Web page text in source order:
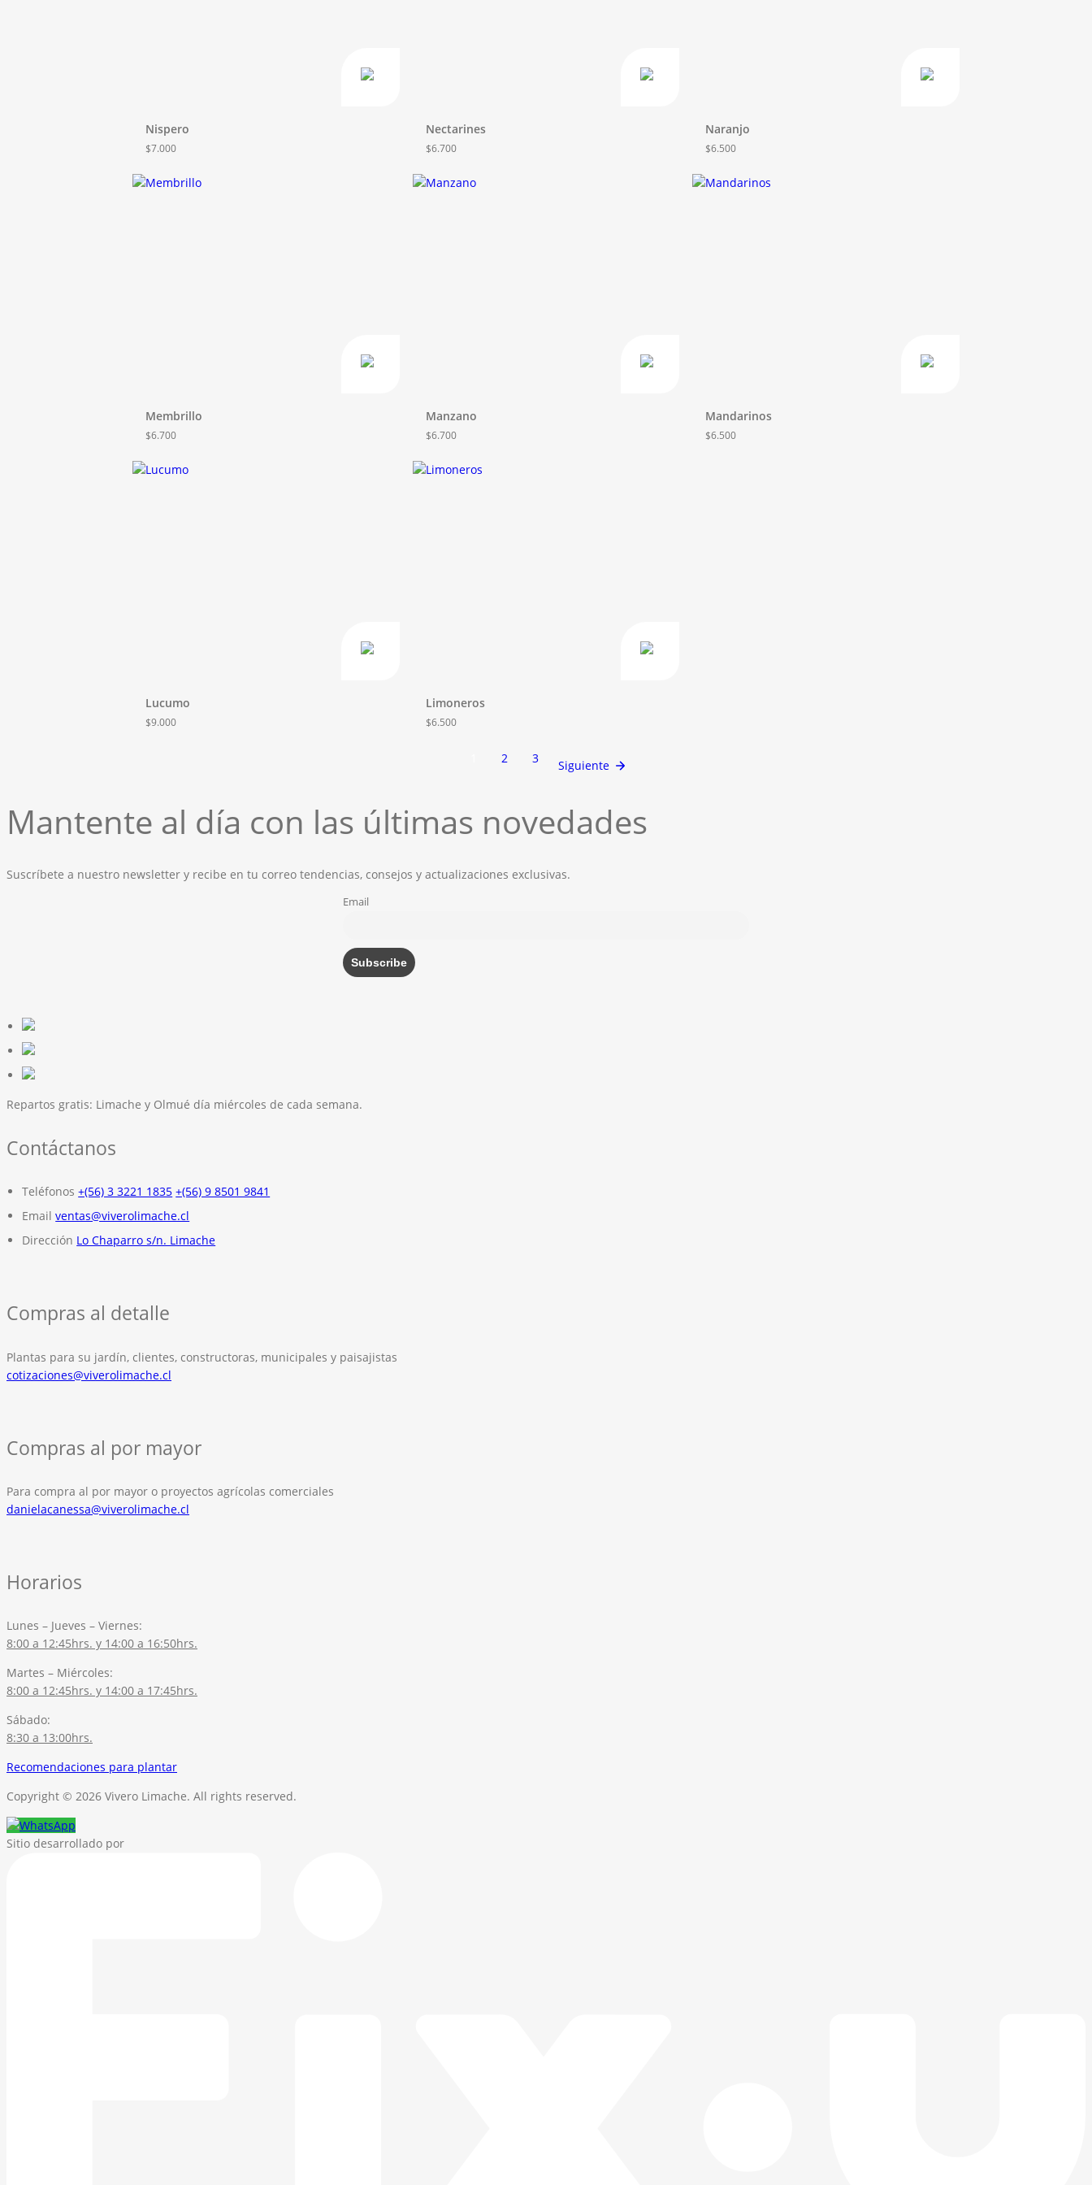
Nispero
$7.000
Nectarines
$6.700
Naranjo
$6.500
Membrillo
$6.700
Manzano
$6.700
Mandarinos
$6.500
Lucumo
$9.000
Limoneros
$6.500
2 3 Siguiente
Mantente al día con las últimas novedades
Suscríbete a nuestro newsletter y recibe en tu correo tendencias, consejos y actualizaciones exclusivas.
Email
Repartos gratis: Limache y Olmué día miércoles de cada semana.
Contáctanos
Teléfonos +(56) 3 3221 1835 +(56) 9 8501 9841
Email ventas@viverolimache.cl
Dirección Lo Chaparro s/n. Limache
Compras al detalle
Plantas para su jardín, clientes, constructoras, municipales y paisajistas
cotizaciones@viverolimache.cl
Compras al por mayor
Para compra al por mayor o proyectos agrícolas comerciales
danielacanessa@viverolimache.cl
Horarios
Lunes – Jueves – Viernes:
8:00 a 12:45hrs. y 14:00 a 16:50hrs.
Martes – Miércoles:
8:00 a 12:45hrs. y 14:00 a 17:45hrs.
Sábado:
8:30 a 13:00hrs.
Recomendaciones para plantar
Copyright © 2026 Vivero Limache. All rights reserved.
Sitio desarrollado por